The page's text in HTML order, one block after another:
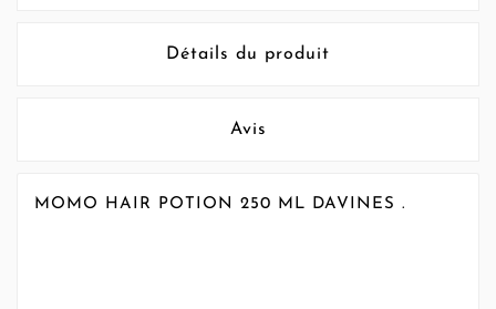
Détails du produit
Avis
MOMO HAIR POTION 250 ML DAVINES .